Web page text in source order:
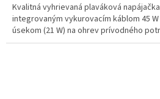
Kvalitná vyhrievaná plaváková napájačka
integrovaným vykurovacím káblom 45
úsekom (21 W) na ohrev prívodného